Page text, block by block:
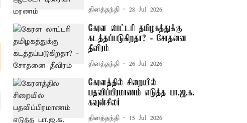
தினத்தந்தி 28 Jul 2026
கேரள லாட்டரி தமிழகத்துக்கு
கடத்தப்படுகிறதா? - சோதனை
தீவிரம்
தினத்தந்தி 26 Jul 2026
கேரளத்தில் சிறையில்
பதவிப்பிரமாணம் எடுத்த பா.ஜ.க.
கவுன்சிலர்
தினத்தந்தி 15 Jul 2026